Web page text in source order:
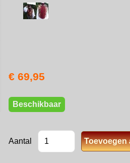
€ 69,95
Beschikbaar
Aantal